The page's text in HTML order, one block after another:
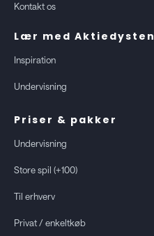
Kontakt os
Lær med Aktiedysten
Inspiration
Undervisning
Priser & pakker
Undervisning
Store spil (+100)
Til erhverv
Privat / enkeltkøb